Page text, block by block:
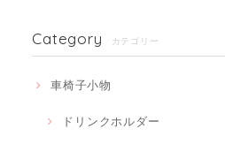
Category カテゴリー
車椅子小物
ドリンクホルダー